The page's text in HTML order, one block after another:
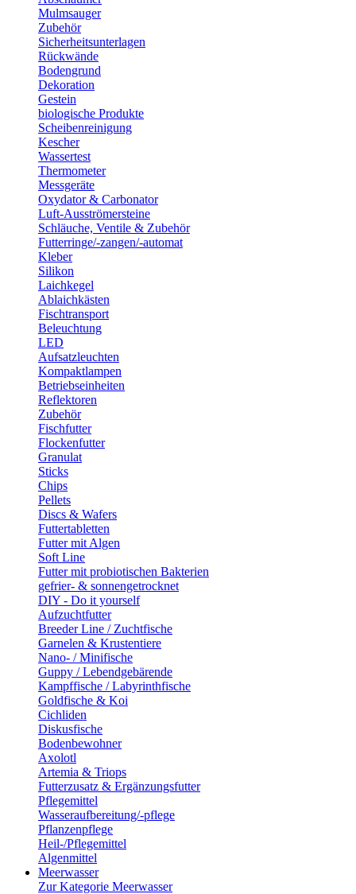
Mulmsauger
Zubehör
Sicherheitsunterlagen
Rückwände
Bodengrund
Dekoration
Gestein
biologische Produkte
Scheibenreinigung
Kescher
Wassertest
Thermometer
Messgeräte
Oxydator & Carbonator
Luft-Ausströmersteine
Schläuche, Ventile & Zubehör
Futterringe/-zangen/-automat
Kleber
Silikon
Laichkegel
Ablaichkästen
Fischtransport
Beleuchtung
LED
Aufsatzleuchten
Kompaktlampen
Betriebseinheiten
Reflektoren
Zubehör
Fischfutter
Flockenfutter
Granulat
Sticks
Chips
Pellets
Discs & Wafers
Futtertabletten
Futter mit Algen
Soft Line
Futter mit probiotischen Bakterien
gefrier- & sonnengetrocknet
DIY - Do it yourself
Aufzuchtfutter
Breeder Line / Zuchtfische
Garnelen & Krustentiere
Nano- / Minifische
Guppy / Lebendgebärende
Kampffische / Labyrinthfische
Goldfische & Koi
Cichliden
Diskusfische
Bodenbewohner
Axolotl
Artemia & Triops
Futterzusatz & Ergänzungsfutter
Pflegemittel
Wasseraufbereitung/-pflege
Pflanzenpflege
Heil-/Pflegemittel
Algenmittel
Meerwasser
Zur Kategorie Meerwasser